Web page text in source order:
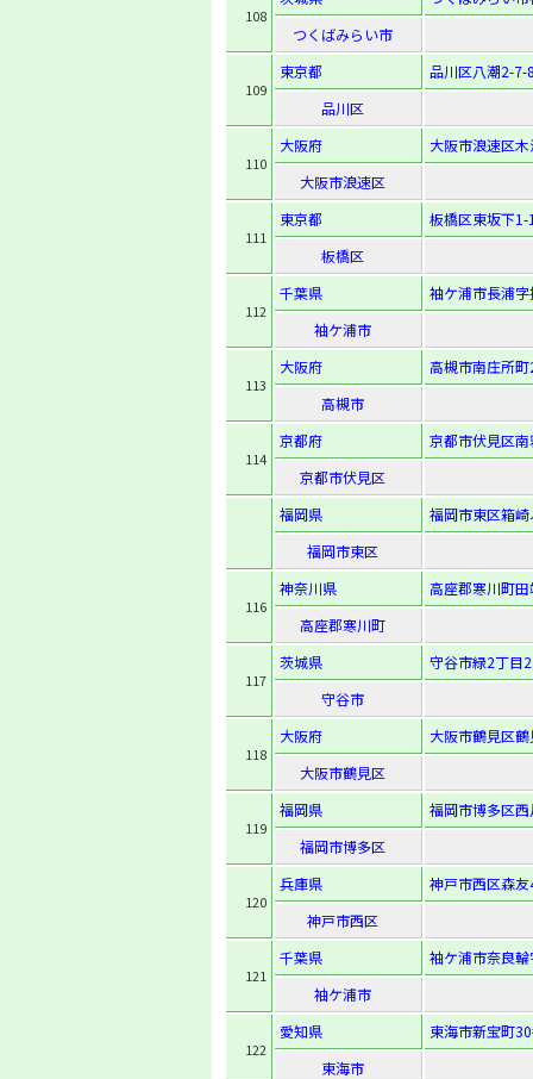
108
つくばみらい市
109
東京都
品川区八潮2-7-
品川区
110
大阪府
大阪市浪速区
大阪市浪速区
111
東京都
板橋区東坂下
板橋区
112
千葉県
袖ケ浦市長浦
袖ケ浦市
113
大阪府
高槻市南庄所
高槻市
114
京都府
京都市伏見区
京都市伏見区
福岡県
福岡市東区箱
福岡市東区
116
神奈川県
高座郡寒川町
高座郡寒川町
117
茨城県
守谷市緑2丁目
守谷市
118
大阪府
大阪市鶴見区
大阪市鶴見区
119
福岡県
福岡市博多区
福岡市博多区
120
兵庫県
神戸市西区森
神戸市西区
121
千葉県
袖ケ浦市奈良
袖ケ浦市
122
愛知県
東海市新宝町
東海市